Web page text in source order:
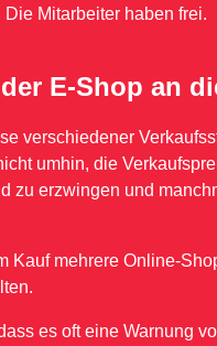
Mitarbeiter haben frei.
E-Shop an
verschiedener
umhin, die
zu erzwingen und
Kauf mehrere Online-
es oft eine Warnung